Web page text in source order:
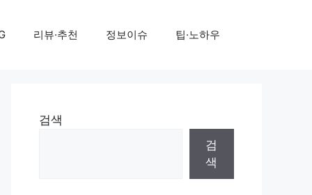
리뷰·추천 정보이슈 팁·노하우
검색
검
색